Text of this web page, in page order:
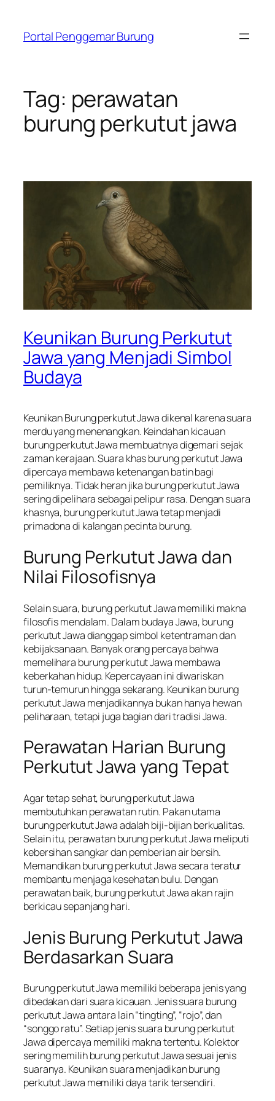
content
Portal Penggemar Burung
Tag: perawatan
burung perkutut jawa
Keunikan Burung Perkutut
Jawa yang Menjadi Simbol
Budaya
Keunikan Burung perkutut Jawa dikenal karena suara
merdu yang menenangkan. Keindahan kicauan
burung perkutut Jawa membuatnya digemari sejak
zaman kerajaan. Suara khas burung perkutut Jawa
dipercaya membawa ketenangan batin bagi
pemiliknya. Tidak heran jika burung perkutut Jawa
sering dipelihara sebagai pelipur rasa. Dengan suara
khasnya, burung perkutut Jawa tetap menjadi
primadona di kalangan pecinta burung.
Burung Perkutut Jawa dan
Nilai Filosofisnya
Selain suara, burung perkutut Jawa memiliki makna
filosofis mendalam. Dalam budaya Jawa, burung
perkutut Jawa dianggap simbol ketentraman dan
kebijaksanaan. Banyak orang percaya bahwa
memelihara burung perkutut Jawa membawa
keberkahan hidup. Kepercayaan ini diwariskan
turun-temurun hingga sekarang. Keunikan burung
perkutut Jawa menjadikannya bukan hanya hewan
peliharaan, tetapi juga bagian dari tradisi Jawa.
Perawatan Harian Burung
Perkutut Jawa yang Tepat
Agar tetap sehat, burung perkutut Jawa
membutuhkan perawatan rutin. Pakan utama
burung perkutut Jawa adalah biji-bijian berkualitas.
Selain itu, perawatan burung perkutut Jawa meliputi
kebersihan sangkar dan pemberian air bersih.
Memandikan burung perkutut Jawa secara teratur
membantu menjaga kesehatan bulu. Dengan
perawatan baik, burung perkutut Jawa akan rajin
berkicau sepanjang hari.
Jenis Burung Perkutut Jawa
Berdasarkan Suara
Burung perkutut Jawa memiliki beberapa jenis yang
dibedakan dari suara kicauan. Jenis suara burung
perkutut Jawa antara lain “tingting”, “rojo”, dan
“songgo ratu”. Setiap jenis suara burung perkutut
Jawa dipercaya memiliki makna tertentu. Kolektor
sering memilih burung perkutut Jawa sesuai jenis
suaranya. Keunikan suara menjadikan burung
perkutut Jawa memiliki daya tarik tersendiri.